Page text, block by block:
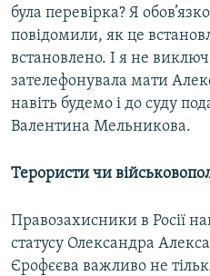
була перевірка? Я
повідомили, як це
встановлено. І я не
зателефонувала мати
навіть будемо і до суду
Валентина Мельникова.
Терористи чи
Правозахисники в Росії
статусу Олександра
Єрофєєва важливо не